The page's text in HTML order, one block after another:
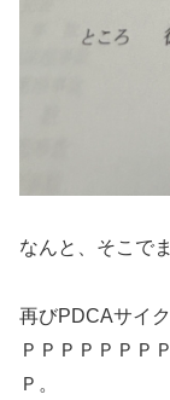
なんと、そこで
再びPDCAサイ
ＰＰＰＰＰＰＰ
Ｐ。